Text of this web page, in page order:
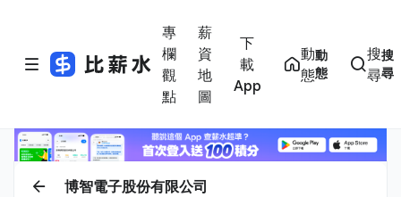
專
欄
觀
點
薪
資
地
圖
下
載
App
動
態
動
態
搜
尋
搜
尋
博智電子股份有限公司